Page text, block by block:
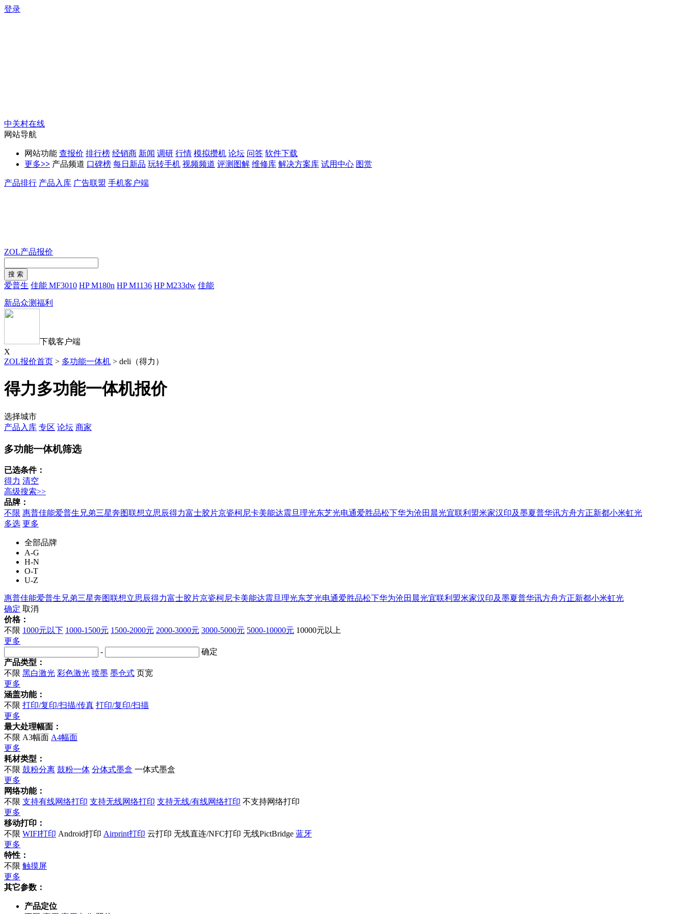
登录
中关村在线
网站导航
网站功能 查报价 排行榜 经销商 新闻 调研 行情 模拟攒机 论坛 问答 软件下载
更多>> 产品频道 口碑榜 每日新品 玩转手机 视频频道 评测图解 维修库 解决方案库 试用中心 图赏
产品排行 产品入库 广告联盟 手机客户端
ZOL产品报价
爱普生 佳能 MF3010 HP M180n HP M1136 HP M233dw 佳能
新品众测福利
下载客户端
X
ZOL报价首页 > 多功能一体机 > deli（得力）
得力多功能一体机报价
选择城市
产品入库 专区 论坛 商家
多功能一体机筛选
已选条件：
得力 清空
高级搜索>>
品牌：
不限 惠普佳能爱普生 兄弟三星奔图联想立思辰得力富士胶片京瓷柯尼卡美能达震旦理光东芝光电通爱胜品松下华为沧田 晨光宜联利盟米家汉印及墨夏普华讯方舟方正新都小米虹光
多选 更多
全部品牌
A-G
H-N
O-T
U-Z
惠普佳能爱普生 兄弟三星奔图联想立思辰得力富士胶片京瓷柯尼卡美能达震旦理光东芝光电通爱胜品松下华为沧田 晨光宜联利盟米家汉印及墨夏普华讯方舟方正新都小米虹光
确定 取消
价格：
不限 1000元以下 1000-1500元 1500-2000元 2000-3000元 3000-5000元 5000-10000元 10000元以上
更多
-
确定
产品类型：
不限 黑白激光 彩色激光 喷墨 墨仓式 页宽
更多
涵盖功能：
不限 打印/复印/扫描/传真 打印/复印/扫描
更多
最大处理幅面：
不限 A3幅面 A4幅面
更多
耗材类型：
不限 鼓粉分离 鼓粉一体 分体式墨盒 一体式墨盒
更多
网络功能：
不限 支持有线网络打印 支持无线网络打印 支持无线/有线网络打印 不支持网络打印
更多
移动打印：
不限 WIFI打印 Android打印 Airprint打印 云打印 无线直连/NFC打印 无线PictBridge 蓝牙
更多
特性：
不限 触摸屏
更多
其它参数：
产品定位